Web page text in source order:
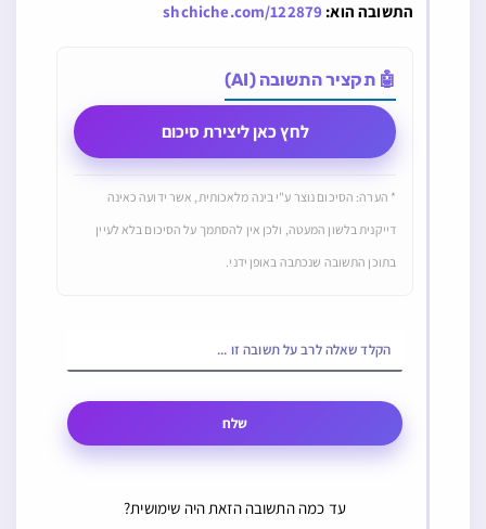
התשובה הוא: shchiche.com/122879
🤖 תקציר התשובה (AI)
לחץ כאן ליצירת סיכום
* הערה: הסיכום נוצר ע"י בינה מלאכותית, אשר ידועה כאינה
דייקנית בלשון המעטה, ולכן אין להסתמך על הסיכום בלא לעיין
בתוכן התשובה שנכתבה באופן ידני.
שלח
עד כמה התשובה הזאת היה שימושית?